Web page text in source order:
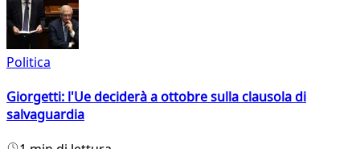
Politica
Giorgetti: l'Ue deciderà a ottobre sulla clausola di
salvaguardia